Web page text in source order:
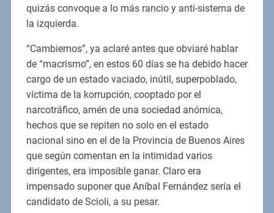
quizás convoque a lo más rancio y anti-sistema de
la izquierda.
“Cambiemos”, ya aclaré antes que obviaré hablar
de “macrismo”, en estos 60 días se ha debido hacer
cargo de un estado vaciado, inútil, superpoblado,
víctima de la korrupción, cooptado por el
narcotráfico, amén de una sociedad anómica,
hechos que se repiten no solo en el estado
nacional sino en el de la Provincia de Buenos Aires
que según comentan en la intimidad varios
dirigentes, era imposible ganar. Claro era
impensado suponer que Aníbal Fernández sería el
candidato de Scioli, a su pesar.